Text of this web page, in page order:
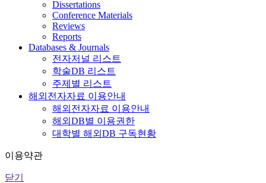
Dissertations
Conference Materials
Reviews
Reports
Databases & Journals
전자저널 리스트
학술DB 리스트
주제별 리스트
해외전자자료 이용안내
해외전자자료 이용안내
해외DB별 이용권한
대학별 해외DB 구독현황
이용약관
닫기